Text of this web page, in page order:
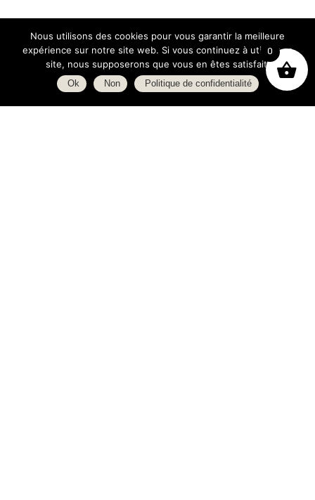
0
Nous utilisons des cookies pour vous garantir la meilleure
expérience sur notre site web. Si vous continuez à utiliser ce
site, nous supposerons que vous en êtes satisfait.
Ok Non Politique de confidentialité